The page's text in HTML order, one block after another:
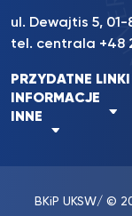
ul. Dewajtis 5, 01-
tel. centrala +48
PRZYDATNE LINKI
INFORMACJE
INNE
BKiP UKSW/ ©